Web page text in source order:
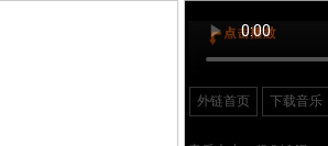
外链首页 下载音乐